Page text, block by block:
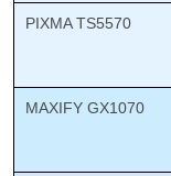
PIXMA TS5570
MAXIFY GX1070